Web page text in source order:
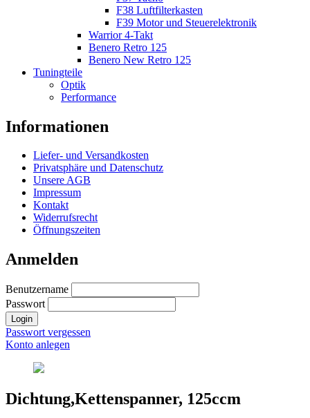
F38 Luftfilterkasten
F39 Motor und Steuerelektronik
Warrior 4-Takt
Benero Retro 125
Benero New Retro 125
Tuningteile
Optik
Performance
Informationen
Liefer- und Versandkosten
Privatsphäre und Datenschutz
Unsere AGB
Impressum
Kontakt
Widerrufsrecht
Öffnungszeiten
Anmelden
Benutzername
Passwort
Login
Passwort vergessen
Konto anlegen
Dichtung,Kettenspanner, 125ccm